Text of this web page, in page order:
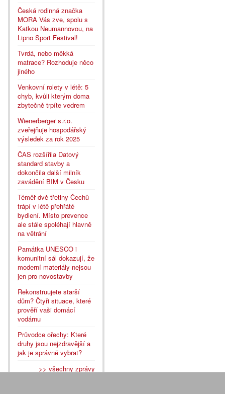
Česká rodinná značka
MORA Vás zve, spolu s
Katkou Neumannovou, na
Lipno Sport Festival!
Tvrdá, nebo měkká
matrace? Rozhoduje něco
jiného
Venkovní rolety v létě: 5
chyb, kvůli kterým doma
zbytečně trpíte vedrem
Wienerberger s.r.o.
zveřejňuje hospodářský
výsledek za rok 2025
ČAS rozšířila Datový
standard stavby a
dokončila další milník
zavádění BIM v Česku
Téměř dvě třetiny Čechů
trápí v létě přehřáté
bydlení. Místo prevence
ale stále spoléhají hlavně
na větrání
Památka UNESCO i
komunitní sál dokazují, že
moderní materiály nejsou
jen pro novostavby
Rekonstruujete starší
dům? Čtyři situace, které
prověří vaši domácí
vodárnu
Průvodce ořechy: Které
druhy jsou nejzdravější a
jak je správně vybrat?
>> všechny zprávy